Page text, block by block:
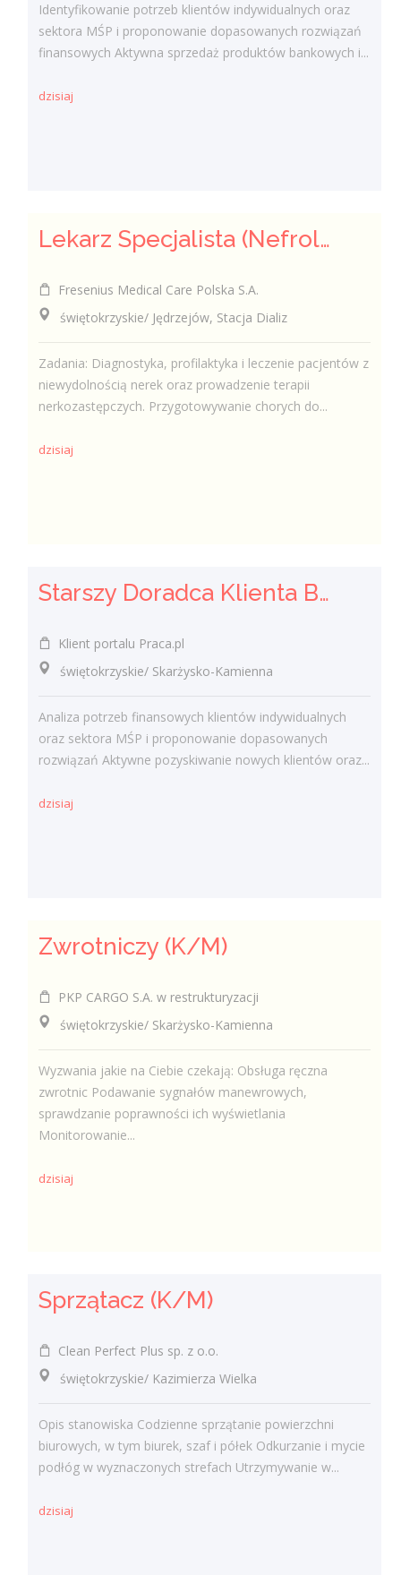
Identyfikowanie potrzeb klientów indywidualnych oraz
sektora MŚP i proponowanie dopasowanych rozwiązań
finansowych Aktywna sprzedaż produktów bankowych i...
dzisiaj
Lekarz Specjalista (Nefrolog / Internista) (K/M/N)
Fresenius Medical Care Polska S.A.
świętokrzyskie/ Jędrzejów, Stacja Dializ
Zadania: Diagnostyka, profilaktyka i leczenie pacjentów z
niewydolnością nerek oraz prowadzenie terapii
nerkozastępczych. Przygotowywanie chorych do...
dzisiaj
Starszy Doradca Klienta Bankowego / Starsza Doradczyni Klienta Bankowego
Klient portalu Praca.pl
świętokrzyskie/ Skarżysko-Kamienna
Analiza potrzeb finansowych klientów indywidualnych
oraz sektora MŚP i proponowanie dopasowanych
rozwiązań Aktywne pozyskiwanie nowych klientów oraz...
dzisiaj
Zwrotniczy (K/M)
PKP CARGO S.A. w restrukturyzacji
świętokrzyskie/ Skarżysko-Kamienna
Wyzwania jakie na Ciebie czekają: Obsługa ręczna
zwrotnic Podawanie sygnałów manewrowych,
sprawdzanie poprawności ich wyświetlania
Monitorowanie...
dzisiaj
Sprzątacz (K/M)
Clean Perfect Plus sp. z o.o.
świętokrzyskie/ Kazimierza Wielka
Opis stanowiska Codzienne sprzątanie powierzchni
biurowych, w tym biurek, szaf i półek Odkurzanie i mycie
podłóg w wyznaczonych strefach Utrzymywanie w...
dzisiaj